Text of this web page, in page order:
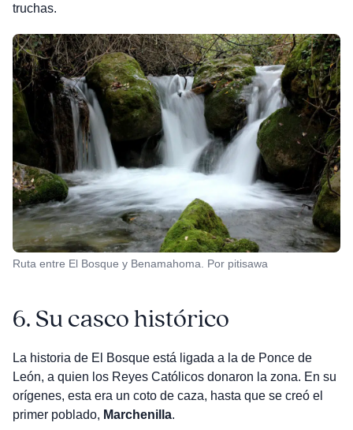
truchas.
Ruta entre El Bosque y Benamahoma. Por pitisawa
6.Su casco histórico
La historia de El Bosque está ligada a la de Ponce de
León, a quien los Reyes Católicos donaron la zona. En su
orígenes, esta era un coto de caza, hasta que se creó el
primer poblado, Marchenilla.